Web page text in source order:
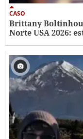
CASO
Brittany
Norte USA 2026: